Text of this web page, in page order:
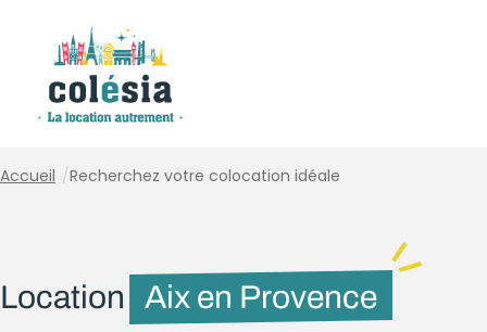
Accueil /Recherchez votre colocation idéale
Location Aix en Provence